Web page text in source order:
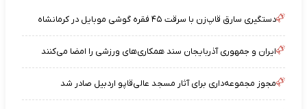
دستگیری سارق قاپ‌زن با سرقت ۴۵ فقره گوشی موبایل در کرمانشاه
ایران و جمهوری آذربایجان سند همکاری‌های ورزشی را امضا می‌کنند
مجوز مجموعه‌داری برای آثار مسجد عالی‌قاپو اردبیل صادر شد